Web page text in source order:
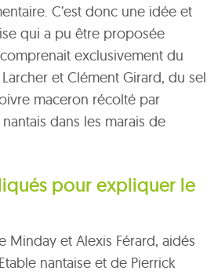
C’est donc une idée et
qui a pu être proposée
exclusivement du
et Clément Girard, du sel
maceron récolté par
dans les marais de
pour expliquer le
Minday et Alexis Férard, aidés
nantaise et de Pierrick